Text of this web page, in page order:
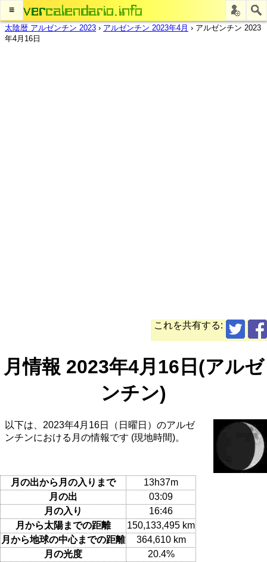
≡
太陰暦 アルゼンチン 2023 › アルゼンチン 2023年4月 › アルゼンチン 2023
年4月16日
これを共有する:
月情報 2023年4月16日(アルゼ
ンチン)
以下は、2023年4月16日（日曜日）のアルゼ
ンチンにおける月の情報です (現地時間)。
月の出から月の入りまで
13h37m
月の出
03:09
月の入り
16:46
月から太陽までの距離
150,133,495 km
月から地球の中心までの距離
364,610 km
月の光度
20.4%